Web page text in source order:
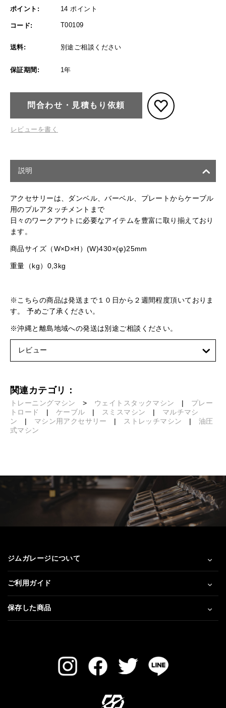
ポイント: 14 ポイント
コード: T00109
送料: 別途ご相談ください
保証期間: 1年
問合わせ・見積もり依頼
レビューを書く
説明
アクセサリーは、ダンベル、バーベル、プレートからケーブル
用のプルアタッチメントまで
日々のワークアウトに必要なアイテムを豊富に取り揃えており
ます。
商品サイズ（W×D×H）(W)430×(φ)25mm
重量（kg）0,3kg
※こちらの商品は発送まで１０日から２週間程度頂いておりま
す。 予めご了承ください。
※沖縄と離島地域への発送は別途ご相談ください。
レビュー
関連カテゴリ：
トレーニングマシン > ウェイトスタックマシン | プレー
トロード
| ケーブル | スミスマシン | マルチマシ
ン | マシン用アクセサリー | ストレッチマシン | 油圧
式マシン
ジムガレージについて
ご利用ガイド
保存した商品